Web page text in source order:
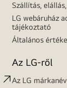
Szállítás,
LG webáruház
tájékoztató
Általános
Az LG-ről
Az LG márkanév